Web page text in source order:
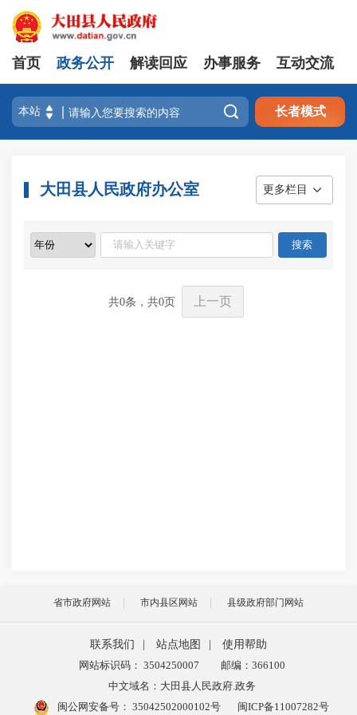
首页 政务公开 解读回应 办事服务 互动交流
 长者模式
大田县人民政府办公室 更多栏目
共0条，共0页 上一页
省市政府网站 市内县区网站 县级政府部门网站
联系我们 站点地图
使用帮助
网站标识码： 3504250007
邮编：366100
中文域名：大田县人民政府.政务
闽公网安备号： 35042502000102号 闽ICP备11007282号